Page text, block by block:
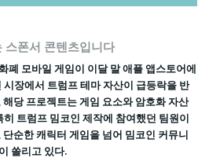
스폰서 콘텐츠입니다
폐 모바일 게임이 이달 말 애플 앱스토어에
장에서 트럼프 테마 자산이 급등락을 반
당 프로젝트는 게임 요소와 암호화 자산
트럼프 밈코인 제작에 참여했던 팀원이
순한 캐릭터 게임을 넘어 밈코인 커뮤니
쏠리고 있다.